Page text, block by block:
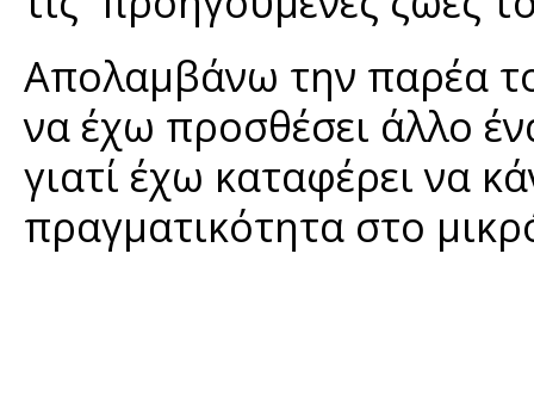
Απολαμβάνω την παρέα
να έχω προσθέσει άλλο
γιατί έχω καταφέρει να
πραγματικότητα στο